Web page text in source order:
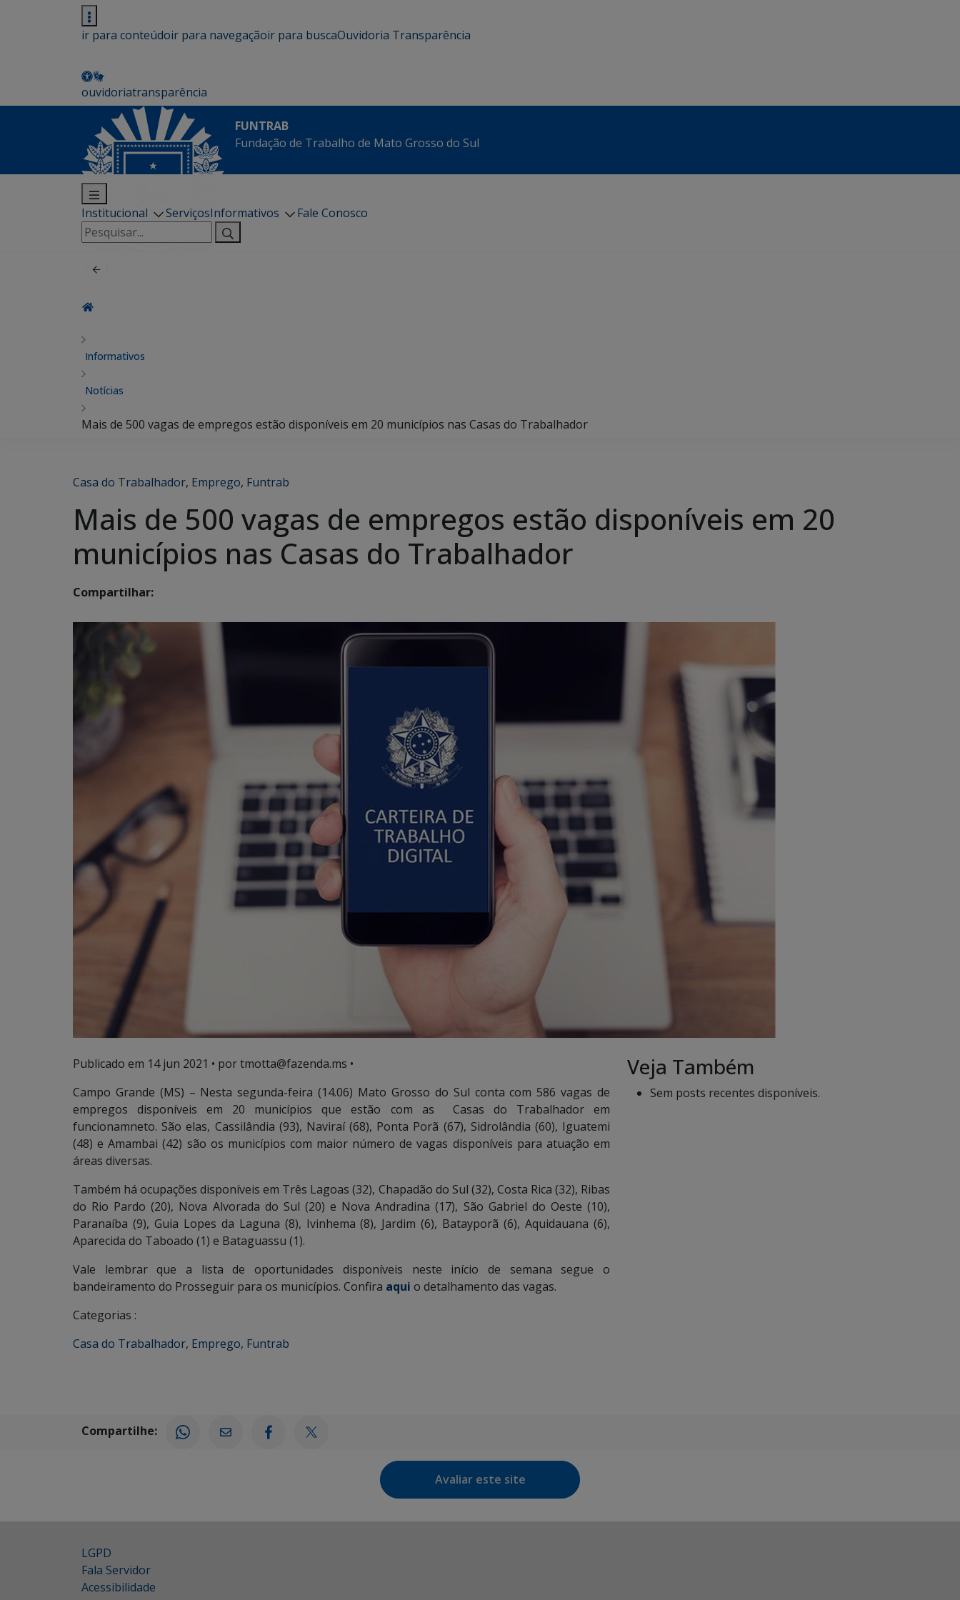
ir para conteúdoir para navegaçãoir para buscaOuvidoria Transparência
ouvidoriatransparência
FUNTRAB
Fundação de Trabalho de Mato Grosso do Sul
Institucional ServiçosInformativos
Fale Conosco
Pesquisar
por:
Informativos
Notícias
Mais de 500 vagas de empregos estão disponíveis em 20 municípios nas Casas do Trabalhador
Casa do Trabalhador, Emprego, Funtrab
Mais de 500 vagas de empregos estão disponíveis em 20
municípios nas Casas do Trabalhador
Compartilhar:
Publicado em 14 jun 2021 • por tmotta@fazenda.ms •
Campo Grande (MS) – Nesta segunda-feira (14.06) Mato Grosso do Sul conta com 586 vagas de
empregos disponíveis em 20 municípios que estão com as Casas do Trabalhador em
funcionamneto. São elas, Cassilândia (93), Naviraí (68), Ponta Porã (67), Sidrolândia (60), Iguatemi
(48) e Amambai (42) são os municípios com maior número de vagas disponíveis para atuação em
áreas diversas.
Também há ocupações disponíveis em Três Lagoas (32), Chapadão do Sul (32), Costa Rica (32), Ribas
do Rio Pardo (20), Nova Alvorada do Sul (20) e Nova Andradina (17), São Gabriel do Oeste (10),
Paranaíba (9), Guia Lopes da Laguna (8), Ivinhema (8), Jardim (6), Batayporã (6), Aquidauana (6),
Aparecida do Taboado (1) e Bataguassu (1).
Vale lembrar que a lista de oportunidades disponíveis neste início de semana segue o
bandeiramento do Prosseguir para os municípios. Confira aqui o detalhamento das vagas.
Categorias :
Casa do Trabalhador, Emprego, Funtrab
Veja Também
Sem posts recentes disponíveis.
Compartilhe:
Avaliar este site
LGPD
Fala Servidor
Acessibilidade